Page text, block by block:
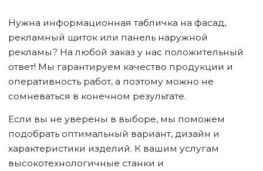
Нужна информационная табличка на фасад,
рекламный щиток или панель наружной
рекламы? На любой заказ у нас положительный
ответ! Мы гарантируем качество продукции и
оперативность работ, а поэтому можно не
сомневаться в конечном результате.
Если вы не уверены в выборе, мы поможем
подобрать оптимальный вариант, дизайн и
характеристики изделий. К вашим услугам
высокотехнологичные станки и